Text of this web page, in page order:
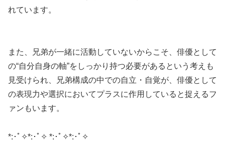
れています。
また、兄弟が一緒に活動していないからこそ、俳優として
の“自分自身の軸”をしっかり持つ必要があるという考えも
見受けられ、兄弟構成の中での自立・自覚が、俳優として
の表現力や選択においてプラスに作用していると捉えるフ
ァンもいます。
*:･ﾟ✧*:･ﾟ✧ *:･ﾟ✧*:･ﾟ✧